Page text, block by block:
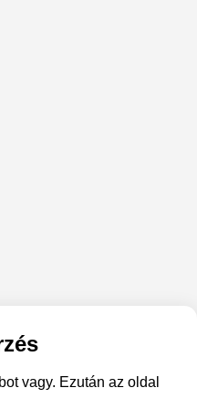
vagy. Ezután az oldal